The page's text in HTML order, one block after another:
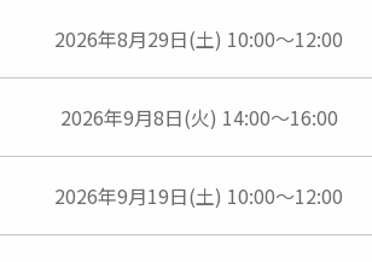
2026年8月29日(土) 10:00～12:00
2026年9月8日(火) 14:00～16:00
2026年9月19日(土) 10:00～12:00